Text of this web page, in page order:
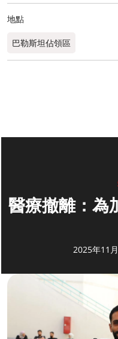
地點
巴勒斯坦佔領區
醫療撤離：為
2025年11